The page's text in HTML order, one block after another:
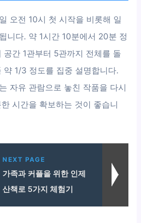
오전 10시 첫 시작을 비롯해 일
니다. 약 1시간 10분에서 20분 정
공간 1관부터 5관까지 전체를 돌
약 1/3 정도를 집중 설명합니다.
자유 관람으로 놓친 작품을 다시
시간을 확보하는 것이 좋습니
NEXT PAGE
가족과 커플을 위한 인제
산책로 5가지 체험기